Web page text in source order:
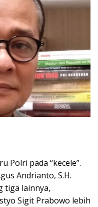
Polri pada “kecele”.
Andrianto, S.H.
tiga lainnya,
Sigit Prabowo lebih